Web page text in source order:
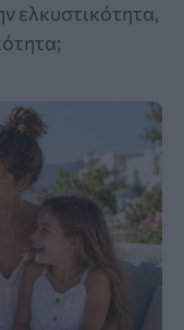
ελκυστικότητα,